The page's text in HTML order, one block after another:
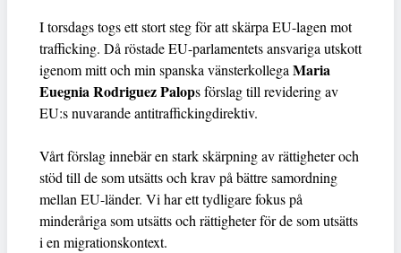
I torsdags togs ett stort steg för att skärpa EU-lagen mot
trafficking. Då röstade EU-parlamentets ansvariga utskott
igenom mitt och min spanska vänsterkollegaMaria
Euegnia Rodriguez Palops förslag till revidering av
EU:s nuvarande antitraffickingdirektiv.
Vårt förslag innebär en stark skärpning av rättigheter och
stöd till de som utsätts och krav på bättre samordning
mellan EU-länder. Vi har ett tydligare fokus på
minderåriga som utsätts och rättigheter för de som utsätts
i en migrationskontext.